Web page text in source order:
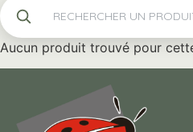
Aucun produit trouvé pour